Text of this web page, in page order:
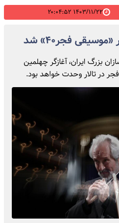
۱۴۰۳/۱۱/۲۲ ۲۰:۰۴:۵۲
فجر۴۰» شد
بزرگ ایران، آغازگر چهلمین
در تالار وحدت خواهد بود.